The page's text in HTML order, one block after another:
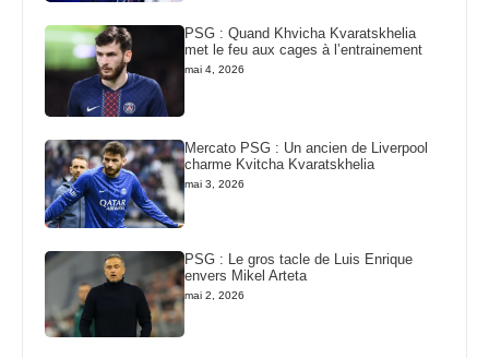
PSG : Quand Khvicha Kvaratskhelia
met le feu aux cages à l’entrainement
mai 4, 2026
Mercato PSG : Un ancien de Liverpool
charme Kvitcha Kvaratskhelia
mai 3, 2026
PSG : Le gros tacle de Luis Enrique
envers Mikel Arteta
mai 2, 2026